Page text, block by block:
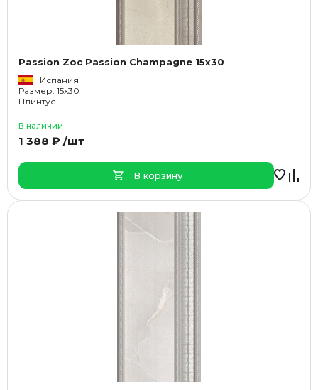
Passion Zoc Passion Champagne 15x30
Испания
Размер: 15x30
Плинтус
В наличии
1 388 ₽ /шт
В корзину